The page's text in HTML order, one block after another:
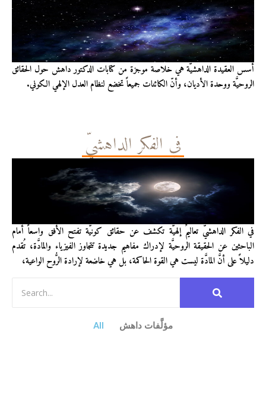
أُسس العقيدة الداهشيّة هي خلاصة موجزة من كتابات الدكتور داهش حول الحقائق
الروحيَّة ووحدة الأديان، وأنّ الكائنات جميعاً تخضع لنظام العدل الإلهي الكوني.
في الفكر الداهشيّ
في الفكر الداهشيّ تعاليمٌ إلهيَّة تكشف عن حقائق كونيَّة تفتح الأفق واسعاً أمام
الباحثين عن الحقيقة الروحيَّة لإدراك مفاهيم جديدة تتجاوز الفيزياء والمادَّة، تُقدم
دليلاً على أنَّ المادَّة ليست هي القوة الحاكمة، بل هي خاضعة لإرادة الرُّوح الواعية،
All مؤلَّفات داهش